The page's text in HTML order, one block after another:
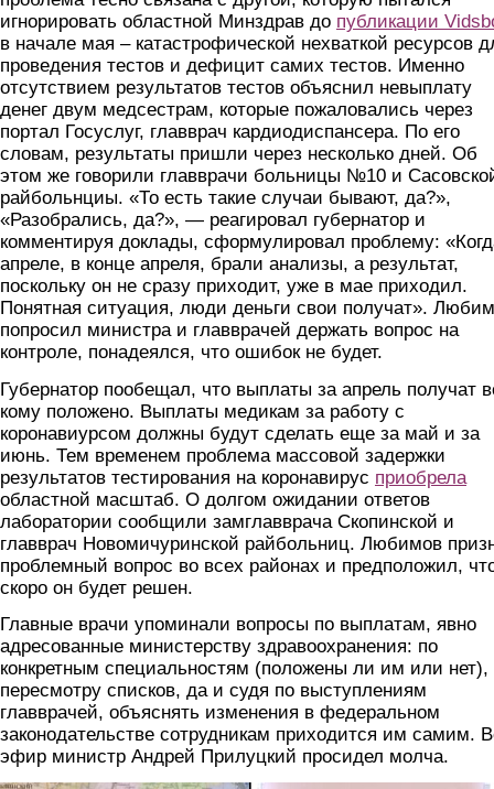
игнорировать областной Минздрав до публикации
в начале мая – катастрофической нехваткой ресурсов
проведения тестов и дефицит самих тестов. Именно
отсутствием результатов тестов объяснил невыплату
денег двум медсестрам, которые пожаловались через
портал Госуслуг, главврач кардиодиспансера. По его
словам, результаты пришли через несколько дней. Об
этом же говорили главврачи больницы №10 и
райбольнциы. «То есть такие случаи бывают, да?»,
«Разобрались, да?», — реагировал губернатор и
комментируя доклады, сформулировал проблему:
апреле, в конце апреля, брали анализы, а результат,
поскольку он не сразу приходит, уже в мае приходил.
Понятная ситуация, люди деньги свои получат».
попросил министра и главврачей держать вопрос на
контроле, понадеялся, что ошибок не будет.
Губернатор пообещал, что выплаты за апрель получат
кому положено. Выплаты медикам за работу с
коронавиурсом должны будут сделать еще за май и за
июнь. Тем временем проблема массовой задержки
результатов тестирования на коронавирус приобрела
областной масштаб. О долгом ожидании ответов
лаборатории сообщили замглавврача Скопинской и
главврач Новомичуринской райбольниц. Любимов
проблемный вопрос во всех районах и предположил,
скоро он будет решен.
Главные врачи упоминали вопросы по выплатам, явно
адресованные министерству здравоохранения: по
конкретным специальностям (положены ли им или нет),
пересмотру списков, да и судя по выступлениям
главврачей, объяснять изменения в федеральном
законодательстве сотрудникам приходится им самим.
эфир министр Андрей Прилуцкий просидел молча.